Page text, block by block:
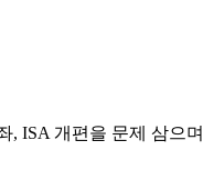
ISA 개편을 문제 삼으